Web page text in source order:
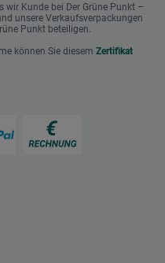
wir Kunde bei Der Grüne Punkt –
unsere Verkaufsverpackungen
Punkt beteiligen.
können Sie diesem Zertifikat